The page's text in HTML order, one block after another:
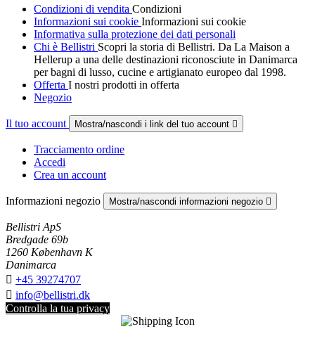
Condizioni di vendita Condizioni
Informazioni sui cookie Informazioni sui cookie
Informativa sulla protezione dei dati personali
Chi è Bellistri Scopri la storia di Bellistri. Da La Maison a
Hellerup a una delle destinazioni riconosciute in Danimarca
per bagni di lusso, cucine e artigianato europeo dal 1998.
Offerta I nostri prodotti in offerta
Negozio
Il tuo account Mostra/nascondi i link del tuo account 
Tracciamento ordine
Accedi
Crea un account
Informazioni negozio Mostra/nascondi informazioni negozio 
Bellistri ApS
Bredgade 69b
1260 København K
Danimarca
 +45 39274707
 info@bellistri.dk
Controlla la tua privacy